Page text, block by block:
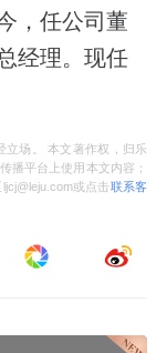
，任公司董
经理。现任
立场。 本文著作权，归乐
播平台上使用本文内容；
或点击联系客